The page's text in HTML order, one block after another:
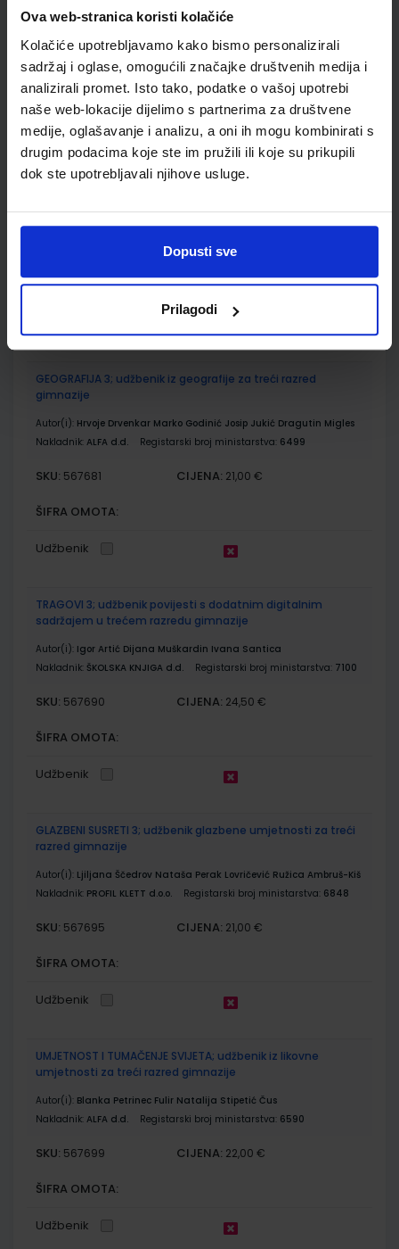
Ova web-stranica koristi kolačiće
Kolačiće upotrebljavamo kako bismo personalizirali
sadržaj i oglase, omogućili značajke društvenih medija i
analizirali promet. Isto tako, podatke o vašoj upotrebi
naše web-lokacije dijelimo s partnerima za društvene
medije, oglašavanje i analizu, a oni ih mogu kombinirati s
drugim podacima koje ste im pružili ili koje su prikupili
dok ste upotrebljavali njihove usluge.
Dopusti sve
Prilagodi
SKU: 567674 CIJENA:
ŠIFRA OMOTA:
Udžbenik
KEMIJA 3; zbirka riješenih primjera i zadataka iz kemije za
učenike trećih razreda gimnazije
Habuš Barić Tominac Liber Bajić
DOM
CIJENA:14,00 €
ŠIFRA OMOTA:
GEOGRAFIJA 3; udžbenik iz geografije za treći razred
gimnazije
Autor(i): Hrvoje Drvenkar Marko Godinić Josip Jukić Dragutin Migles
Nakladnik: ALFA d.d. Registarski broj ministarstva: 6499
SKU: 567681 CIJENA: 21,00 €
ŠIFRA OMOTA:
Udžbenik
TRAGOVI 3; udžbenik povijesti s dodatnim digitalnim
sadržajem u trećem razredu gimnazije
Autor(i): Igor Artić Dijana Muškardin Ivana Santica
Nakladnik: ŠKOLSKA KNJIGA d.d. Registarski broj ministarstva: 7100
SKU: 567690 CIJENA: 24,50 €
ŠIFRA OMOTA:
Udžbenik
GLAZBENI SUSRETI 3; udžbenik glazbene umjetnosti za treći
razred gimnazije
Autor(i): Ljiljana Ščedrov Nataša Perak Lovričević Ružica Ambruš-Kiš
Nakladnik: PROFIL KLETT d.o.o. Registarski broj ministarstva: 6848
SKU: 567695 CIJENA: 21,00 €
ŠIFRA OMOTA:
Udžbenik
UMJETNOST I TUMAČENJE SVIJETA; udžbenik iz likovne
umjetnosti za treći razred gimnazije
Autor(i): Blanka Petrinec Fulir Natalija Stipetić Čus
Nakladnik: ALFA d.d. Registarski broj ministarstva: 6590
SKU: 567699 CIJENA: 22,00 €
ŠIFRA OMOTA:
Udžbenik